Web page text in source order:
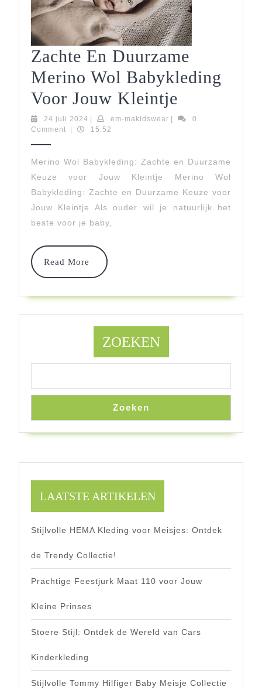
Zachte En Duurzame
Merino Wol Babykleding
Voor Jouw Kleintje
En
Merino
Wol
24 juli 2024 24
juli
em-makidswearem-
0
Comment
15:52
Merino Wol Babykleding: Zachte en Duurzame
Keuze voor Jouw Kleintje Merino Wol
Babykleding: Zachte en Duurzame Keuze voor
Jouw Kleintje Als ouder wil je natuurlijk het
beste voor je baby,
Read More
Read
More
ZOEKEN
Zoeken
LAATSTE ARTIKELEN
Stijlvolle HEMA Kleding voor Meisjes: Ontdek
de Trendy Collectie!
Prachtige Feestjurk Maat 110 voor Jouw
Kleine Prinses
Stoere Stijl: Ontdek de Wereld van Cars
Kinderkleding
Stijlvolle Tommy Hilfiger Baby Meisje Collectie